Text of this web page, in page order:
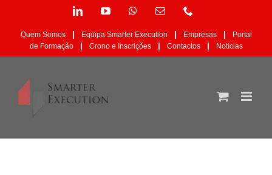
content
LinkedInYouTubeWhatsAppEmail
mas
não
publicado)
Quem Somos | Equipa Smarter Execution | Empresas |
Portal
de Formação
| Crono e Inscrições | Contactos | Notícias